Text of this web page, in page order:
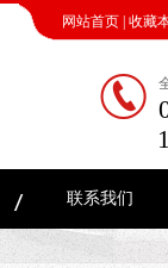
网站首页 收藏
联系我们